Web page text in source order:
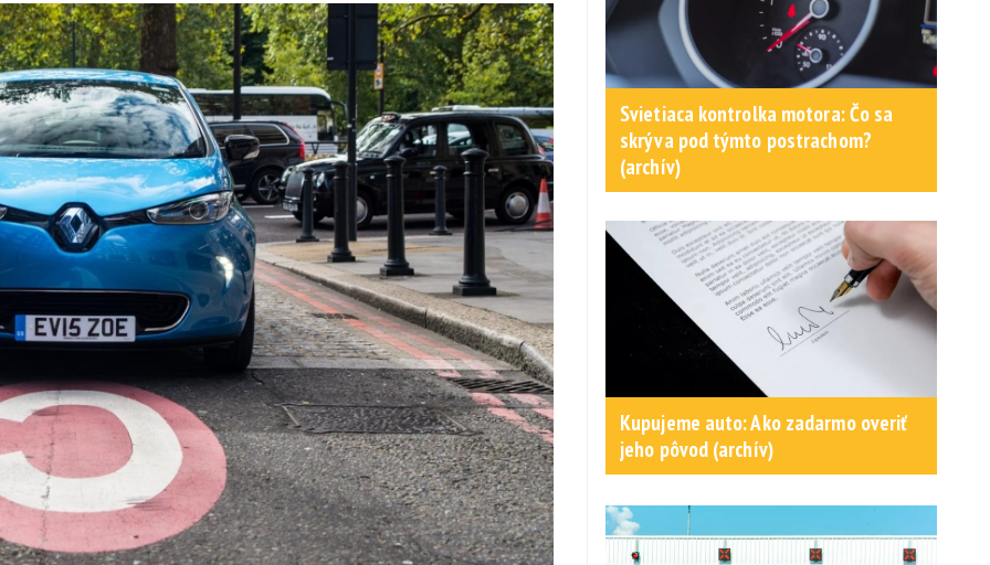
Svietiaca kontrolka motora: Čo sa
skrýva pod týmto postrachom?
(archív)
Kupujeme auto: Ako zadarmo overiť
jeho pôvod (archív)